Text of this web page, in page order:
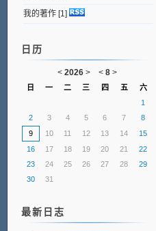
我的著作[1]
日历
< 2026 > < 8 >
日 一 二 三 四 五
六
1
2
3 4 5 6 7
8
9
10 11 12 13 14
15
16
17 18 19 20 21
22
23
24 25 26 27 28
29
30
31
最新日志